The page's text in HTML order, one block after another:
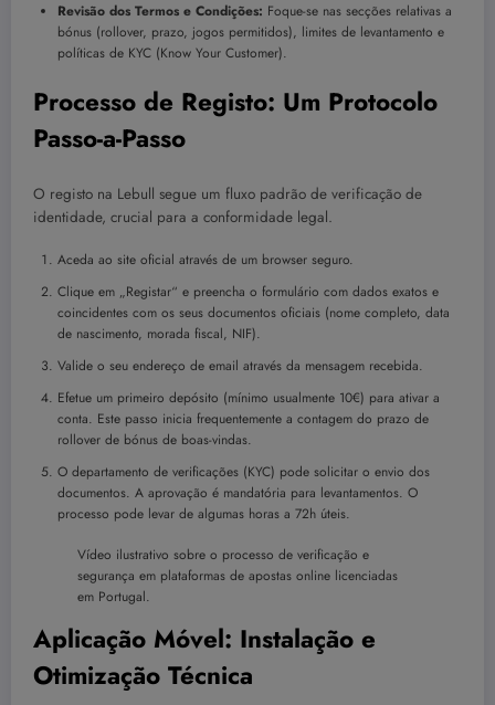
Revisão dos Termos e Condições: Foque-se nas secções relativas a
bónus (rollover, prazo, jogos permitidos), limites de levantamento e
políticas de KYC (Know Your Customer).
Processo de Registo: Um Protocolo
Passo-a-Passo
O registo na Lebull segue um fluxo padrão de verificação de
identidade, crucial para a conformidade legal.
Aceda ao site oficial através de um browser seguro.
Clique em „Registar“ e preencha o formulário com dados exatos e
coincidentes com os seus documentos oficiais (nome completo, data
de nascimento, morada fiscal, NIF).
Valide o seu endereço de email através da mensagem recebida.
Efetue um primeiro depósito (mínimo usualmente 10€) para ativar a
conta. Este passo inicia frequentemente a contagem do prazo de
rollover de bónus de boas-vindas.
O departamento de verificações (KYC) pode solicitar o envio dos
documentos. A aprovação é mandatória para levantamentos. O
processo pode levar de algumas horas a 72h úteis.
Vídeo ilustrativo sobre o processo de verificação e
segurança em plataformas de apostas online licenciadas
em Portugal.
Aplicação Móvel: Instalação e
Otimização Técnica